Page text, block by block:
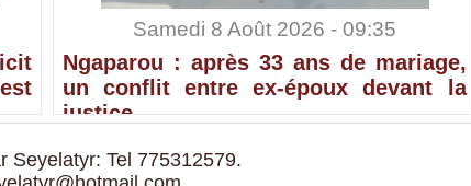
Samedi 8 Août 2026 - 09:35
Ngaparou : après 33 ans de mariage,
un conflit entre ex-époux devant la
justice
Seyelatyr: Tel 775312579.